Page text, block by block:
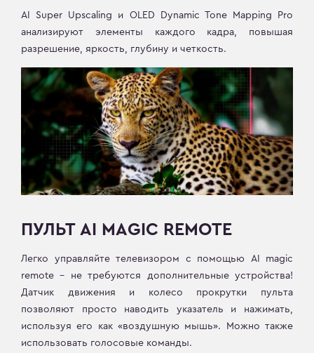
AI Super Upscaling и OLED Dynamic Tone Mapping Pro
анализируют элементы каждого кадра, повышая
разрешение, яркость, глубину и четкость.
ПУЛЬТ AI MAGIC REMOTE
Легко управляйте телевизором с помощью AI magic
remote – не требуются дополнительные устройства!
Датчик движения и колесо прокрутки пульта
позволяют просто наводить указатель и нажимать,
используя его как «воздушную мышь». Можно также
использовать голосовые команды.